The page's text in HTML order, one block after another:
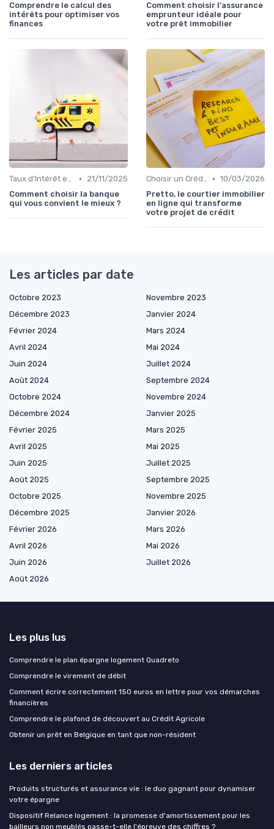
Comprendre le calcul des
intérêts pour optimiser vos
finances
Comment choisir l'assurance
emprunteur idéale pour
votre prêt immobilier
Taux d'Intérêt et Conditions de Crédit •
21/11/2025
Comment choisir la banque
qui vous convient le mieux ?
Choisir un Crédit Immobilier • 10/03/2026
Pretto, le courtier immobilier
en ligne qui transforme
votre projet de crédit
Les articles par date
Octobre 2023
Novembre 2023
Décembre 2023
Janvier 2024
Février 2024
Mars 2024
Avril 2024
Mai 2024
Juin 2024
Juillet 2024
Août 2024
Septembre 2024
Octobre 2024
Novembre 2024
Décembre 2024
Janvier 2025
Février 2025
Mars 2025
Avril 2025
Mai 2025
Juin 2025
Juillet 2025
Août 2025
Septembre 2025
Octobre 2025
Novembre 2025
Décembre 2025
Janvier 2026
Février 2026
Mars 2026
Avril 2026
Mai 2026
Juin 2026
Juillet 2026
Août 2026
Les plus lus
Comprendre le plan épargne logement Quadreto
Comprendre le virement de débit
Comment écrire correctement 150 euros en lettre pour vos démarches
financières
Comprendre le plafond de découvert au Crédit Agricole
Obtenir un prêt en Belgique en tant que non-résident
Les derniers articles
Produits structurés et assurance vie : le duo gagnant pour dynamiser
votre épargne
Dispositif Relance logement : la promesse d'amortissement pour les
bailleurs non meublés passe-t-elle l'épreuve des chiffres ?